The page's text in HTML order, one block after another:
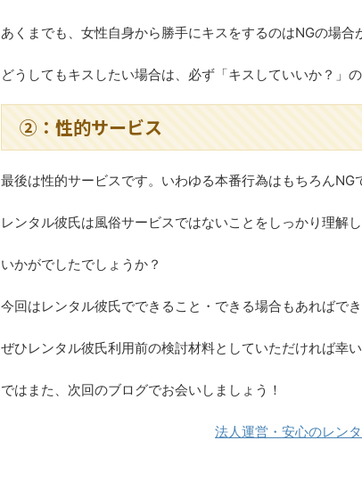
あくまでも、女性自身から勝手にキスをするのはNGの場合
どうしてもキスしたい場合は、必ず「キスしていいか？」
②：性的サービス
最後は性的サービスです。いわゆる本番行為はもちろんNG
レンタル彼氏は風俗サービスではないことをしっかり理解
いかがでしたでしょうか？
今回はレンタル彼氏でできること・できる場合もあればで
ぜひレンタル彼氏利用前の検討材料としていただければ幸い
ではまた、次回のブログでお会いしましょう！
法人運営・安心のレン